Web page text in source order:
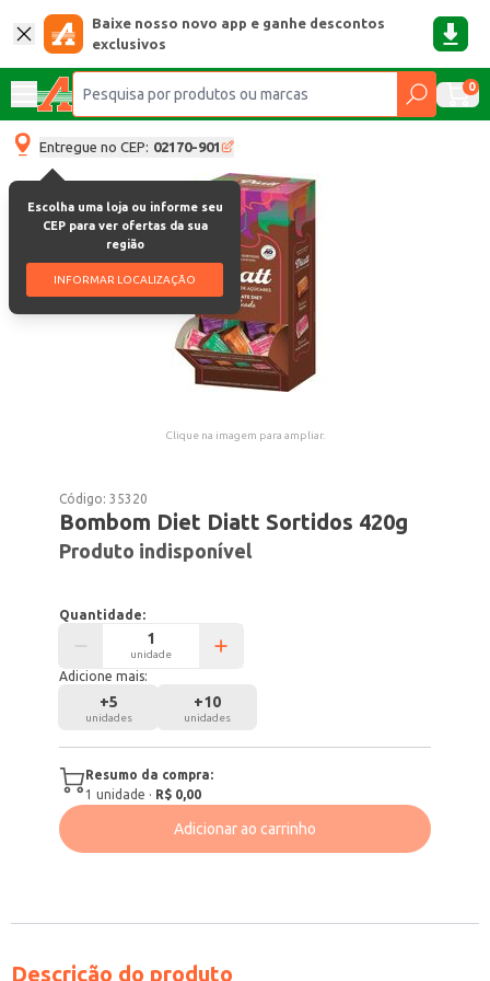
Baixe nosso novo app e ganhe descontos
exclusivos
0
Entregue no CEP: 02170-901
Escolha uma loja ou informe seu
CEP para ver ofertas da sua
região
INFORMAR LOCALIZAÇÃO
Clique na imagem para ampliar.
Código:35320
Bombom Diet Diatt Sortidos 420g
Produto indisponível
Quantidade:
unidade
Adicione mais:
+5
unidades
+10
unidades
Resumo da compra:
1 unidade · R$ 0,00
Adicionar ao carrinho
Descrição do produto